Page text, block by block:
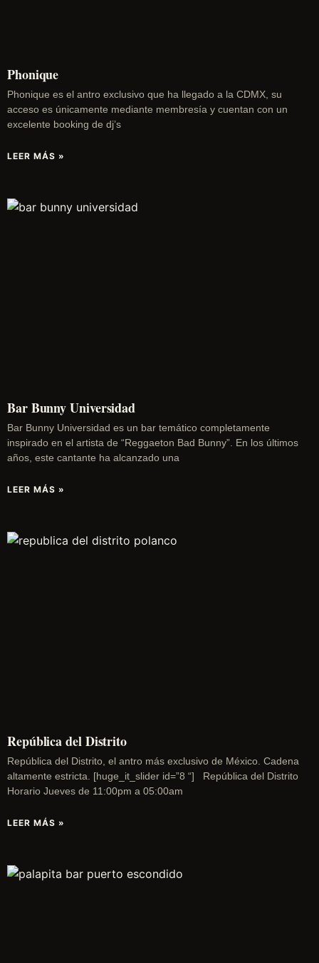
Phonique
Phonique es el antro exclusivo que ha llegado a la CDMX, su
acceso es únicamente mediante membresía y cuentan con un
excelente booking de dj’s
LEER MÁS »
Bar Bunny Universidad
Bar Bunny Universidad es un bar temático completamente
inspirado en el artista de “Reggaeton Bad Bunny”. En los últimos
años, este cantante ha alcanzado una
LEER MÁS »
República del Distrito
República del Distrito, el antro más exclusivo de México. Cadena
altamente estricta. [huge_it_slider id=”8 “] República del Distrito
Horario Jueves de 11:00pm a 05:00am
LEER MÁS »